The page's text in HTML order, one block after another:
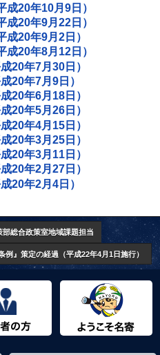
20年10月9日）
20年9月22日）
20年9月2日）
20年8月12日）
20年7月30日）
20年7月9日）
20年6月18日）
20年5月26日）
20年4月15日）
20年3月25日）
20年3月11日）
20年2月27日）
20年2月4日）
部総合政策室地域課題担当
例』策定の経過（平成22年4月1日施行）